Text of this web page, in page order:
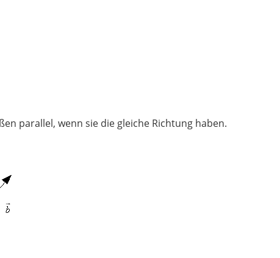
parallel, wenn sie die gleiche Richtung haben.